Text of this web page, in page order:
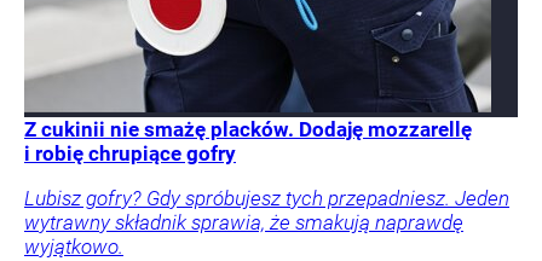
Z cukinii nie smażę placków. Dodaję mozzarellę
i robię chrupiące gofry
Lubisz gofry? Gdy spróbujesz tych przepadniesz. Jeden
wytrawny składnik sprawia, że smakują naprawdę
wyjątkowo.